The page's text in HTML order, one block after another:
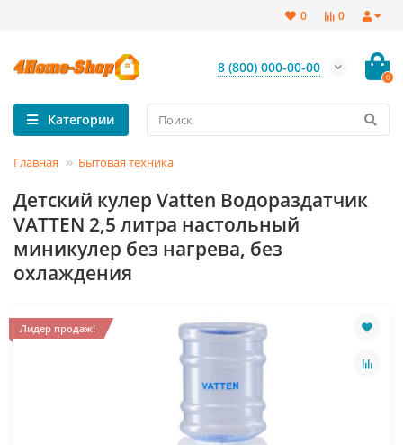
0
0
8 (800) 000-00-00
0
Категории
Главная Бытовая техника
Детский кулер Vatten Водораздатчик
VATTEN 2,5 литра настольный
миникулер без нагрева, без
охлаждения
Лидер продаж!